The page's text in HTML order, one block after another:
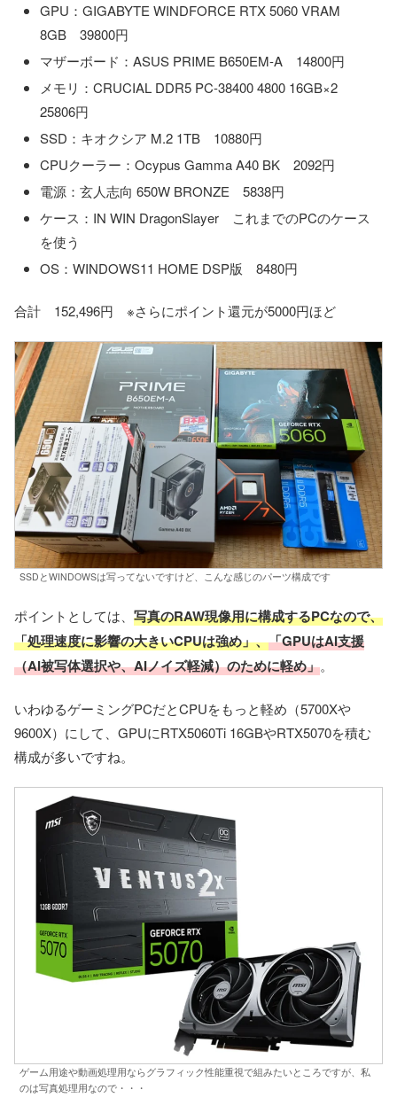
GPU：GIGABYTE WINDFORCE RTX 5060 VRAM
8GB 39800円
マザーボード：ASUS PRIME B650EM-A 14800円
メモリ：CRUCIAL DDR5 PC-38400 4800 16GB×2
25806円
SSD：キオクシア M.2 1TB 10880円
CPUクーラー：Ocypus Gamma A40 BK 2092円
電源：玄人志向 650W BRONZE 5838円
ケース：IN WIN DragonSlayer これまでのPCのケース
を使う
OS：WINDOWS11 HOME DSP版 8480円
合計 152,496円 ※さらにポイント還元が5000円ほど
SSDとWINDOWSは写ってないですけど、こんな感じのパーツ構成です
ポイントとしては、 写真のRAW現像用に構成するPCなので、
「処理速度に影響の大きいCPUは強め」、「GPUはAI支援
（AI被写体選択や、AIノイズ軽減）のために軽め」。
いわゆるゲーミングPCだとCPUをもっと軽め（5700Xや
9600X）にして、GPUにRTX5060Ti 16GBやRTX5070を積む
構成が多いですね。
ゲーム用途や動画処理用ならグラフィック性能重視で組みたいところですが、私
のは写真処理用なので・・・